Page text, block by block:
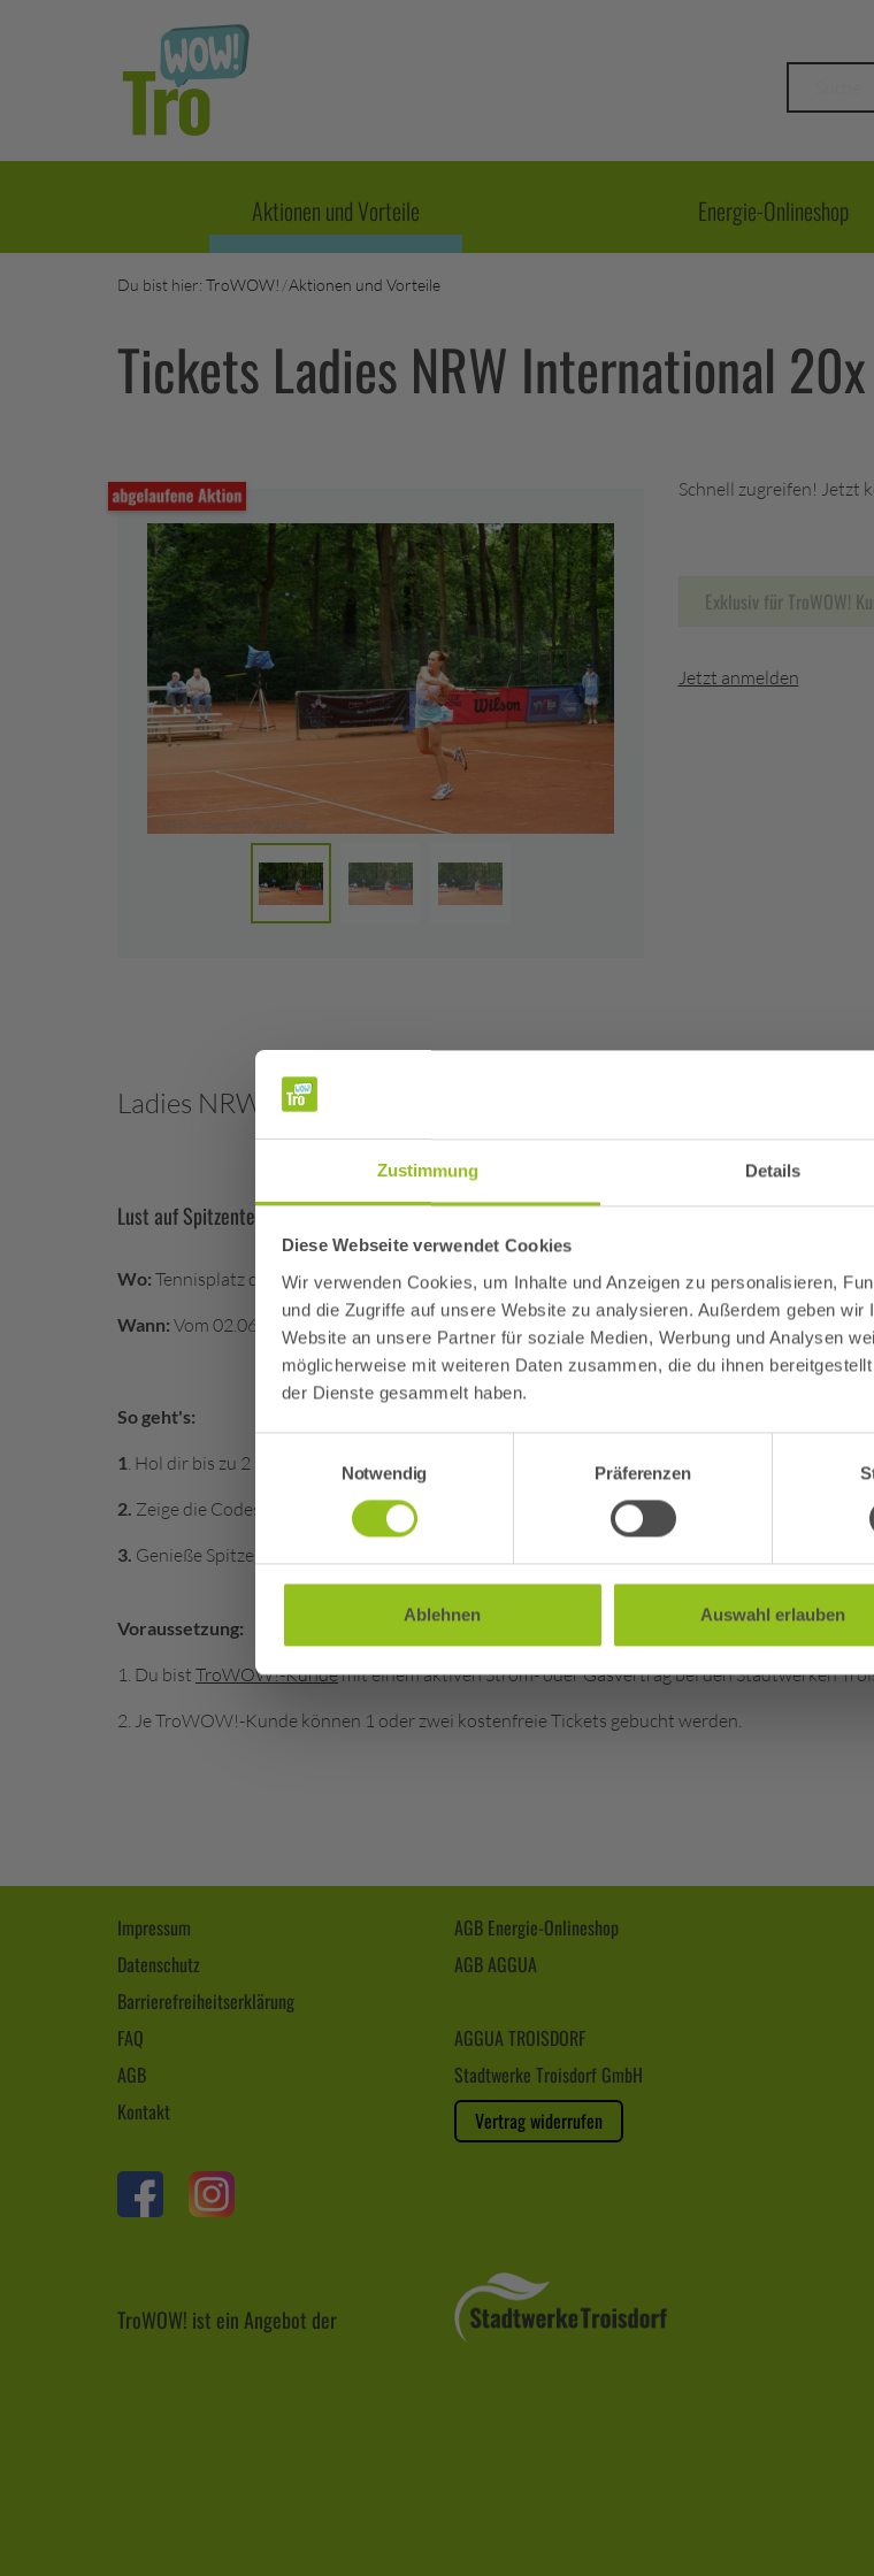
Zustimmung Details
Diese Webseite verwendet Cookies
Wir verwenden Cookies, um Inhalte und Anzeigen zu personalisieren,
und die Zugriffe auf unsere Website zu analysieren. Außerdem geben
Website an unsere Partner für soziale Medien, Werbung und Analysen
möglicherweise mit weiteren Daten zusammen, die du ihnen
der Dienste gesammelt haben.
Notwendig
Präferenzen
Ablehnen Auswahl erlauben
Achtung!
Am Wochenende ist unser beliebtes Kombi-Ticket
Dank für euer Verständnis! #teamaggua
Aktionen und Vorteile Energie-Onlineshop
Du bist hier: TroWOW! Aktionen und Vorteile
Tickets Ladies NRW International
Schnell zugreifen! Jetzt
Exklusiv für TroWOW!
Jetzt anmelden
Ladies NRW International
Lust auf Spitzentennis?Bei uns erhaltet ihr 20x 2 Tickets. Schnell sein lohnt sich! Die Tickets
Wo: Tennisplatz des TCT Troisdorf, Carl-Diem-Str. 2, 53840 Troisdorf
Wann: Vom 02.06 bis 08.06.2025
So geht's:
1. Hol dir bis zu 2 kostenfreie TroWOW!-Codes
2. Zeige die Codes an der Tageskasse des Turniers vor.
3. Genieße Spitzensport!
Voraussetzung:
1. Du bist TroWOW!-Kundemit einem aktiven Strom- oder Gasvertrag bei den Stadtwerken
2. Je TroWOW!-Kunde können 1 oder zwei kostenfreie Tickets gebucht werden.
Impressum
Datenschutz
Barrierefreiheitserklärung
FAQ
AGB
Kontakt
AGB Energie-Onlineshop
AGB AGGUA
AGGUA TROISDORF
Stadtwerke Troisdorf GmbH
Vertrag widerrufen
TroWOW! ist ein Angebot der